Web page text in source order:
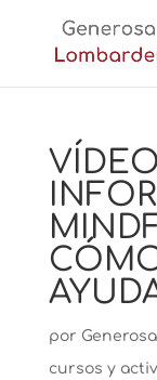
por
cursos y